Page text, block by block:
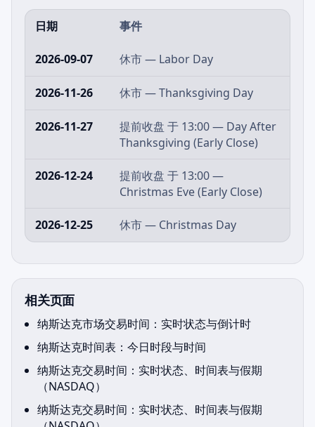
日期 事件
2026-09-07 休市 — Labor Day
2026-11-26 休市 — Thanksgiving Day
2026-11-27
提前收盘 于 13:00 — Day After
Thanksgiving (Early Close)
2026-12-24
提前收盘 于 13:00 —
Christmas Eve (Early Close)
2026-12-25 休市 — Christmas Day
相关页面
纳斯达克市场交易时间：实时状态与倒计时
纳斯达克时间表：今日时段与时间
纳斯达克交易时间：实时状态、时间表与假期
（NASDAQ）
纳斯达克交易时间：实时状态、时间表与假期